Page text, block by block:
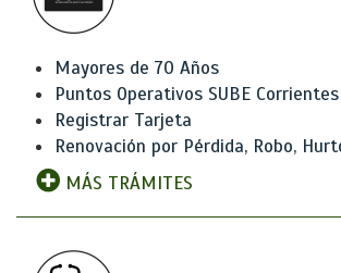
Mayores de 70 Años
Puntos Operativos SUBE Corrientes
Registrar Tarjeta
Renovación por Pérdida, Robo,
MÁS TRÁMITES